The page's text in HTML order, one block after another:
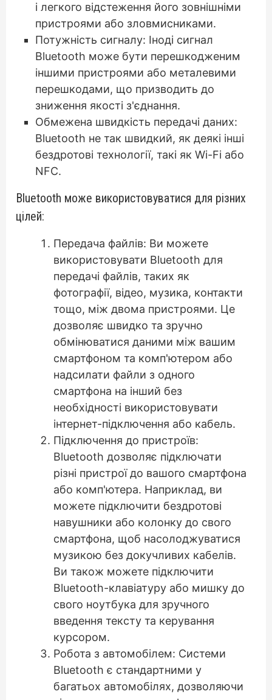
і легкого відстеження його зовнішніми
пристроями або зловмисниками.
Потужність сигналу: Іноді сигнал
Bluetooth може бути перешкодженим
іншими пристроями або металевими
перешкодами, що призводить до
зниження якості з'єднання.
Обмежена швидкість передачі даних:
Bluetooth не так швидкий, як деякі інші
бездротові технології, такі як Wi-Fi або
NFC.
Bluetooth може використовуватися для різних
цілей:
Передача файлів: Ви можете
використовувати Bluetooth для
передачі файлів, таких як
фотографії, відео, музика, контакти
тощо, між двома пристроями. Це
дозволяє швидко та зручно
обмінюватися даними між вашим
смартфоном та комп'ютером або
надсилати файли з одного
смартфона на інший без
необхідності використовувати
інтернет-підключення або кабель.
Підключення до пристроїв:
Bluetooth дозволяє підключати
різні пристрої до вашого смартфона
або комп'ютера. Наприклад, ви
можете підключити бездротові
навушники або колонку до свого
смартфона, щоб насолоджуватися
музикою без докучливих кабелів.
Ви також можете підключити
Bluetooth-клавіатуру або мишку до
свого ноутбука для зручного
введення тексту та керування
курсором.
Робота з автомобілем: Системи
Bluetooth є стандартними у
багатьох автомобілях, дозволяючи